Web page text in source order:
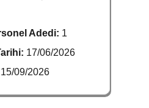
Adedi: 1
17/06/2026
15/09/2026